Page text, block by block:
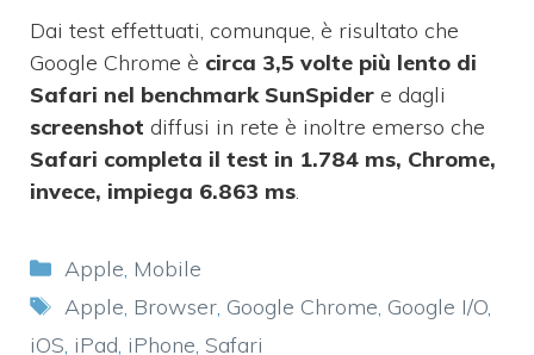
Dai test effettuati, comunque, è risultato che
Google Chrome è circa 3,5 volte più lento di
Safari nel benchmark SunSpider e dagli
screenshot diffusi in rete è inoltre emerso che
Safari completa il test in 1.784 ms, Chrome,
invece, impiega 6.863 ms.
Categorie
Apple, Mobile
Tag
Apple, Browser, Google Chrome, Google I/O,
iOS, iPad, iPhone, Safari